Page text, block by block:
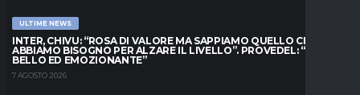
ULTIME NEWS
INTER, CHIVU: “ROSA DI VALORE MA SAPPIAMO QUELLO CHE
ABBIAMO BISOGNO PER ALZARE IL LIVELLO”. PROVEDEL: “MESE
BELLO ED EMOZIONANTE”
7 AGOSTO 2026